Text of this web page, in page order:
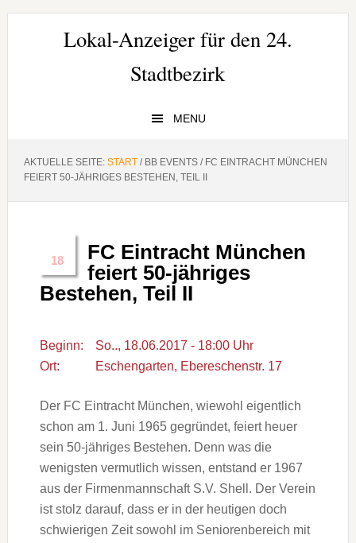
Hauptnavigation
SeitenspalteLokal-Anzeiger für den 24.
Stadtbezirk
MENU
AKTUELLE SEITE: START /BB EVENTS /FC EINTRACHT MÜNCHEN
FEIERT 50-JÄHRIGES BESTEHEN, TEIL II
18
FC Eintracht München
feiert 50-jähriges
Bestehen, Teil II
Beginn:
So.., 18.06.2017 - 18:00 Uhr
Ort:
Eschengarten, Ebereschenstr. 17
Der FC Eintracht München, wiewohl eigentlich
schon am 1. Juni 1965 gegründet, feiert heuer
sein 50-jähriges Bestehen. Denn was die
wenigsten vermutlich wissen, entstand er 1967
aus der Firmenmannschaft S.V. Shell. Der Verein
ist stolz darauf, dass er in der heutigen doch
schwierigen Zeit sowohl im Seniorenbereich mit